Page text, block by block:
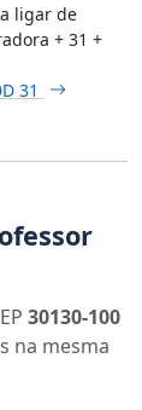
ligar de
+ 31 +
31
30130-100
na mesma